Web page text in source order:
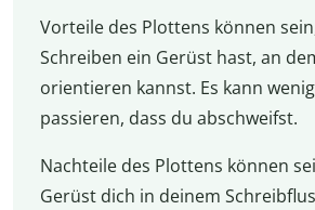
Vorteile des Plottens können
Schreiben ein Gerüst hast, an
orientieren kannst. Es kann
passieren, dass du abschweifst.
Nachteile des Plottens können
Gerüst dich in deinem